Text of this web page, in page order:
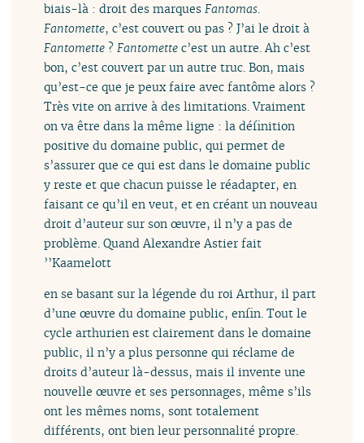
biais-là : droit des marquesFantomas.
Fantomette, c’est couvert ou pas ? J’ai le droit à
Fantomette ?Fantomette c’est un autre. Ah c’est
bon, c’est couvert par un autre truc. Bon, mais
qu’est-ce que je peux faire avec fantôme alors ?
Très vite on arrive à des limitations. Vraiment
on va être dans la même ligne : la définition
positive du domaine public, qui permet de
s’assurer que ce qui est dans le domaine public
y reste et que chacun puisse le réadapter, en
faisant ce qu’il en veut, et en créant un nouveau
droit d’auteur sur son œuvre, il n’y a pas de
problème. Quand Alexandre Astier fait
’’Kaamelott
en se basant sur la légende du roi Arthur, il part
d’une œuvre du domaine public, enfin. Tout le
cycle arthurien est clairement dans le domaine
public, il n’y a plus personne qui réclame de
droits d’auteur là-dessus, mais il invente une
nouvelle œuvre et ses personnages, même s’ils
ont les mêmes noms, sont totalement
différents, ont bien leur personnalité propre.